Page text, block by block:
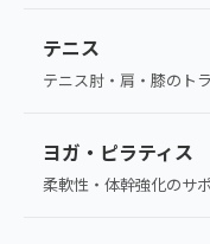
テニス
テニス肘・肩・膝のト
ヨガ・ピラティス
柔軟性・体幹強化のサ